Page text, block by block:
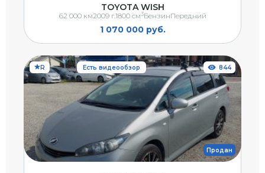
TOYOTA WISH
1 070 000 руб.
62 000 км2009 г.1800 см3БензинПередний
R Есть видеообзор
Продан
844